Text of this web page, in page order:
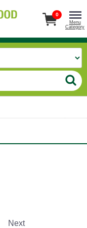
0
Menu
Category
Next